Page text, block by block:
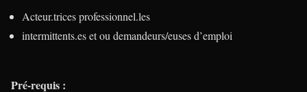
Acteur.trices professionnel.les
intermittents.es et ou demandeurs/euses d’emploi
Pré-requis :